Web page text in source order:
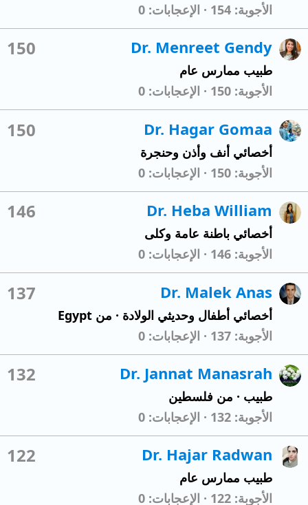
الأجوبة 154 الإعجابات 0
150 Dr. Menreet Gendy
طبيب ممارس عام
الأجوبة 150 الإعجابات 0
150 Dr. Hagar Gomaa
أخصائي أنف وأذن وحنجرة
الأجوبة 150 الإعجابات 0
146 Dr. Heba William
أخصائي باطنة عامة وكلى
الأجوبة 146 الإعجابات 0
137 Dr. Malek Anas
أخصائي أطفال وحديثي الولادة · من Egypt
الأجوبة 137 الإعجابات 0
132 Dr. Jannat Manasrah
طبيب · من فلسطين
الأجوبة 132 الإعجابات 0
122 Dr. Hajar Radwan
طبيب ممارس عام
الأجوبة 122 الإعجابات 0